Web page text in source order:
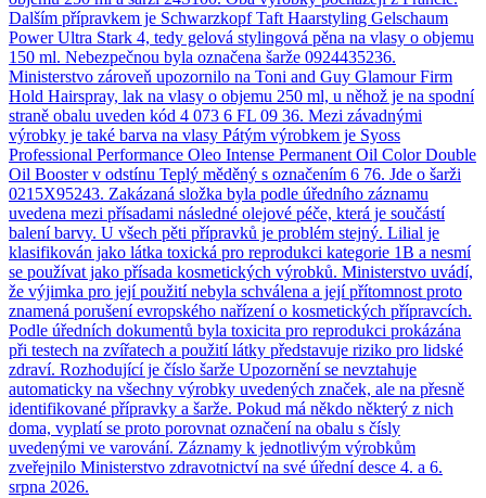
Dalším přípravkem je Schwarzkopf Taft Haarstyling Gelschaum
Power Ultra Stark 4, tedy gelová stylingová pěna na vlasy o objemu
150 ml. Nebezpečnou byla označena šarže 0924435236.
Ministerstvo zároveň upozornilo na Toni and Guy Glamour Firm
Hold Hairspray, lak na vlasy o objemu 250 ml, u něhož je na spodní
straně obalu uveden kód 4 073 6 FL 09 36. Mezi závadnými
výrobky je také barva na vlasy Pátým výrobkem je Syoss
Professional Performance Oleo Intense Permanent Oil Color Double
Oil Booster v odstínu Teplý měděný s označením 6 76. Jde o šarži
0215X95243. Zakázaná složka byla podle úředního záznamu
uvedena mezi přísadami následné olejové péče, která je součástí
balení barvy. U všech pěti přípravků je problém stejný. Lilial je
klasifikován jako látka toxická pro reprodukci kategorie 1B a nesmí
se používat jako přísada kosmetických výrobků. Ministerstvo uvádí,
že výjimka pro její použití nebyla schválena a její přítomnost proto
znamená porušení evropského nařízení o kosmetických přípravcích.
Podle úředních dokumentů byla toxicita pro reprodukci prokázána
při testech na zvířatech a použití látky představuje riziko pro lidské
zdraví. Rozhodující je číslo šarže Upozornění se nevztahuje
automaticky na všechny výrobky uvedených značek, ale na přesně
identifikované přípravky a šarže. Pokud má někdo některý z nich
doma, vyplatí se proto porovnat označení na obalu s čísly
uvedenými ve varování. Záznamy k jednotlivým výrobkům
zveřejnilo Ministerstvo zdravotnictví na své úřední desce 4. a 6.
srpna 2026.